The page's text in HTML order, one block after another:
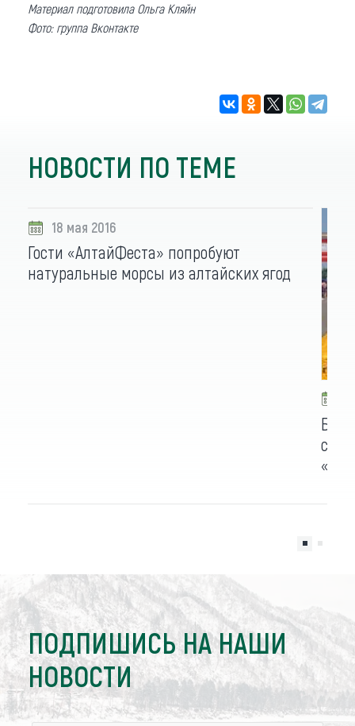
Материал подготовила Ольга Кляйн
Фото: группа Вконтакте
НОВОСТИ ПО ТЕМЕ
18 мая 2016
Гости «АлтайФеста» попробуют
натуральные морсы из алтайских ягод
ПОДПИШИСЬ НА НАШИ
НОВОСТИ